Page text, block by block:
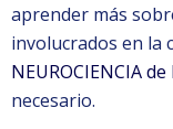
aprender más
involucrados en la
NEUROCIENCIA
necesario.